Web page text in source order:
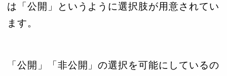
は「公開」というように選択肢が用意されてい
ます。
「公開」「非公開」の選択を可能にしているの